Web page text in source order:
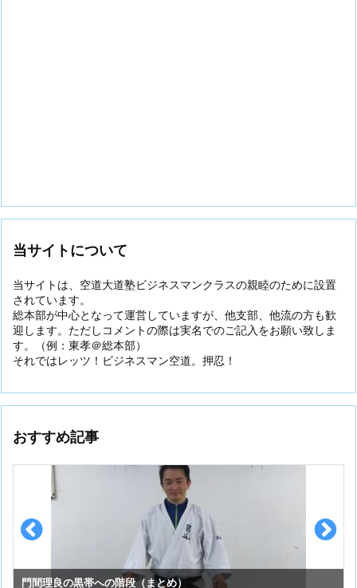
当サイトについて
当サイトは、空道大道塾ビジネスマンクラスの親睦のために設置
されています。
総本部が中心となって運営していますが、他支部、他流の方も歓
迎します。ただしコメントの際は実名でのご記入をお願い致しま
す。（例：東孝＠総本部）
それではレッツ！ビジネスマン空道。押忍！
おすすめ記事
門間理良の黒帯への階段（まとめ）